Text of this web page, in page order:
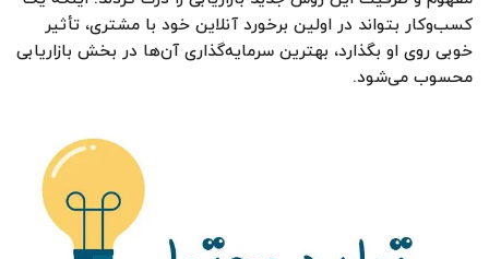
کسب‌وکار بتواند در اولین برخورد آنلاین خود با مشتری، تأثیر
خوبی روی او بگذارد، بهترین سرمایه‌گذاری آن‌ها در بخش بازاریابی
محسوب می‌شود.